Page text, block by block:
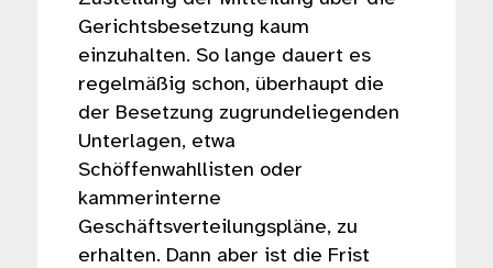
Gerichtsbesetzung kaum
einzuhalten. So lange dauert es
regelmäßig schon, überhaupt die
der Besetzung zugrundeliegenden
Unterlagen, etwa
Schöffenwahllisten oder
kammerinterne
Geschäftsverteilungspläne, zu
erhalten. Dann aber ist die Frist